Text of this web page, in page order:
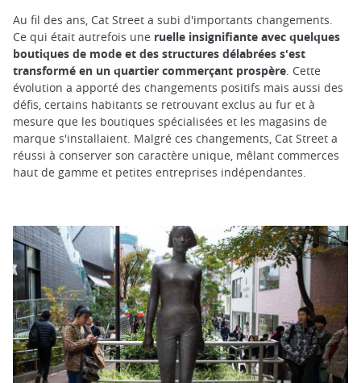
Au fil des ans, Cat Street a subi d'importants changements.
Ce qui était autrefois une ruelle insignifiante avec quelques
boutiques de mode et des structures délabrées s'est
transformé en un quartier commerçant prospère. Cette
évolution a apporté des changements positifs mais aussi des
défis, certains habitants se retrouvant exclus au fur et à
mesure que les boutiques spécialisées et les magasins de
marque s'installaient. Malgré ces changements, Cat Street a
réussi à conserver son caractère unique, mêlant commerces
haut de gamme et petites entreprises indépendantes.